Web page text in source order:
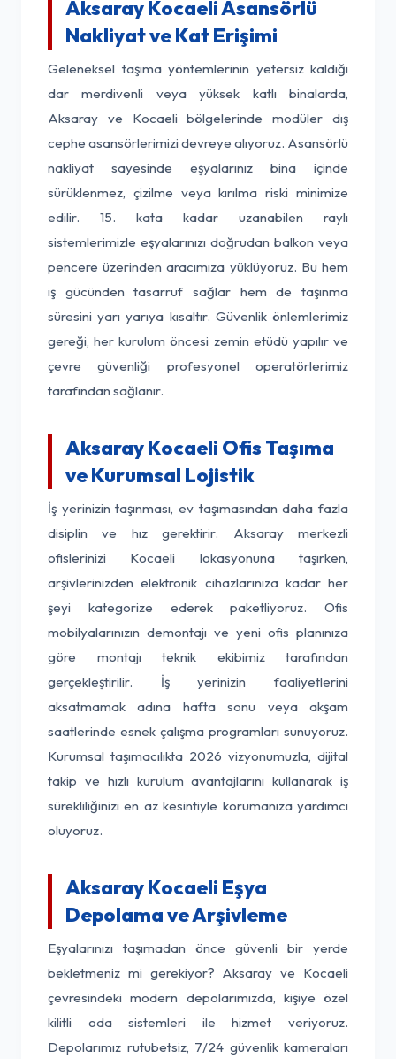
Aksaray Kocaeli Asansörlü
Nakliyat ve Kat Erişimi
Geleneksel taşıma yöntemlerinin yetersiz kaldığı
dar merdivenli veya yüksek katlı binalarda,
Aksaray ve Kocaeli bölgelerinde modüler dış
cephe asansörlerimizi devreye alıyoruz. Asansörlü
nakliyat sayesinde eşyalarınız bina içinde
sürüklenmez, çizilme veya kırılma riski minimize
edilir. 15. kata kadar uzanabilen raylı
sistemlerimizle eşyalarınızı doğrudan balkon veya
pencere üzerinden aracımıza yüklüyoruz. Bu hem
iş gücünden tasarruf sağlar hem de taşınma
süresini yarı yarıya kısaltır. Güvenlik önlemlerimiz
gereği, her kurulum öncesi zemin etüdü yapılır ve
çevre güvenliği profesyonel operatörlerimiz
tarafından sağlanır.
Aksaray Kocaeli Ofis Taşıma
ve Kurumsal Lojistik
İş yerinizin taşınması, ev taşımasından daha fazla
disiplin ve hız gerektirir. Aksaray merkezli
ofislerinizi Kocaeli lokasyonuna taşırken,
arşivlerinizden elektronik cihazlarınıza kadar her
şeyi kategorize ederek paketliyoruz. Ofis
mobilyalarınızın demontajı ve yeni ofis planınıza
göre montajı teknik ekibimiz tarafından
gerçekleştirilir. İş yerinizin faaliyetlerini
aksatmamak adına hafta sonu veya akşam
saatlerinde esnek çalışma programları sunuyoruz.
Kurumsal taşımacılıkta 2026 vizyonumuzla, dijital
takip ve hızlı kurulum avantajlarını kullanarak iş
sürekliliğinizi en az kesintiyle korumanıza yardımcı
oluyoruz.
Aksaray Kocaeli Eşya
Depolama ve Arşivleme
Eşyalarınızı taşımadan önce güvenli bir yerde
bekletmeniz mi gerekiyor? Aksaray ve Kocaeli
çevresindeki modern depolarımızda, kişiye özel
kilitli oda sistemleri ile hizmet veriyoruz.
Depolarımız rutubetsiz, 7/24 güvenlik kameraları